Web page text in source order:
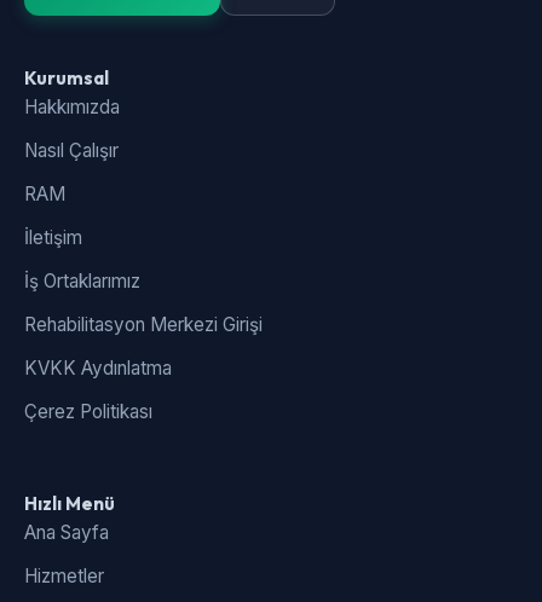
Kurumsal
Hakkımızda
Nasıl Çalışır
RAM
İletişim
İş Ortaklarımız
Rehabilitasyon Merkezi Girişi
KVKK Aydınlatma
Çerez Politikası
Hızlı Menü
Ana Sayfa
Hizmetler